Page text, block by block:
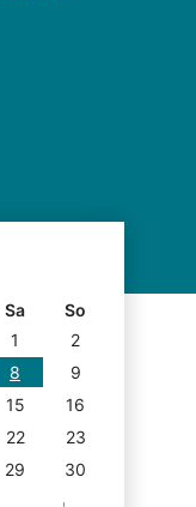
Sa
So
1
2
8
9
15
16
22
23
29
30